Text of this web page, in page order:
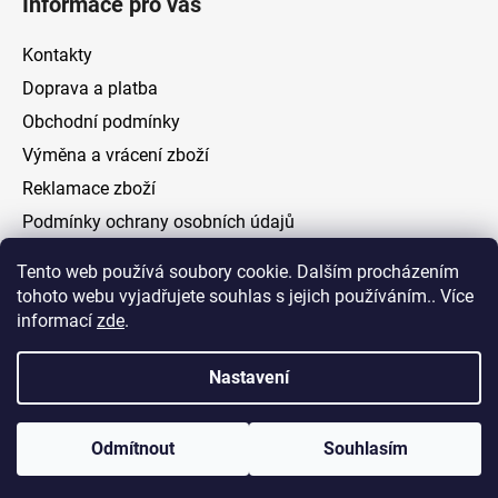
Tento web používá soubory cookie. Dalším procházením
tohoto webu vyjadřujete souhlas s jejich používáním.. Více
informací zde.
Nastavení
Odmítnout Souhlasím
Kontakty
Doprava a platba
Obchodní podmínky
Výměna a vrácení zboží
Reklamace zboží
Podmínky ochrany osobních údajů
Facebook
Vytvořil Shoptet
Copyright 2026ELOAS.cz
. Všechna práva vyhrazena.
Upravit nastavení cookies